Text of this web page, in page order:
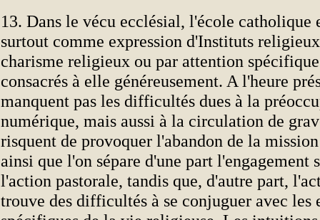
13. Dans le vécu ecclésial, l'école catholique
surtout comme expression d'Instituts
charisme religieux ou par attention
consacrés à elle généreusement. A l'heure
manquent pas les difficultés dues à la
numérique, mais aussi à la circulation de
risquent de provoquer l'abandon de la
ainsi que l'on sépare d'une part l'engagement
l'action pastorale, tandis que, d'autre part,
trouve des difficultés à se conjuguer avec les